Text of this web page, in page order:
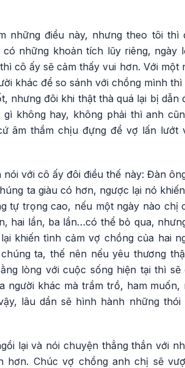
những điều này, nhưng theo tôi
những khoản tích lũy riêng,
cô ấy sẽ cảm thấy vui hơn. Với
khác để so sánh với chồng mình
nhưng đôi khi thật thà quá lại bị
không hay, không phải thì anh
âm thầm chịu đựng để vợ lấn
với cô ấy đôi điều thế này: Đàn
ta giàu có hơn, ngược lại nó
tự trọng cao, nếu một ngày nào
hai lần, ba lần…có thể bỏ qua,
khiến tình cảm vợ chồng của hai
ta, thế nên nếu yêu thương
lòng với cuộc sống hiện tại thì
người khác mà trầm trồ, ham
lâu dần sẽ hình hành những
lại và nói chuyện thẳng thắn với
hơn. Chúc vợ chồng anh chị sẽ